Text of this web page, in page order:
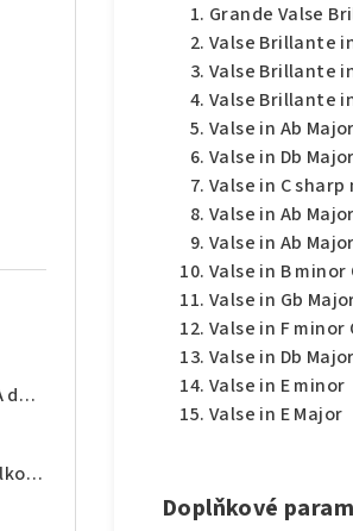
1. VELKÝ TRAMPSKÝ ZPĚVNÍK od A do Z - texty akordy
Nedvědi - Zpěvník legendární folkové rodiny - 1.díl
Grande Valse
Valse Brillante
Valse Brillante
Valse Brillante
Valse in Ab
Valse in Db
Valse in C sharp
Valse in Ab
Valse in Ab
Valse in B minor
Valse in Gb
Valse in F minor
Valse in Db
Valse in E minor
Valse in E Major
Doplňkové